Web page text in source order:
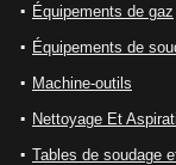
Équipements de gaz
Équipements de
Machine-outils
Nettoyage Et
Tables de soudage